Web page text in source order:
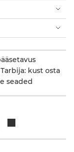
Tarbija: kust osta
seaded